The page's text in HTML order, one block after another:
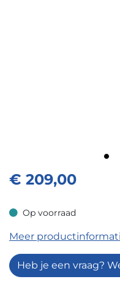
€ 209,00
Op voorraad
Op voorraad
Meer
Heb je een vraag?